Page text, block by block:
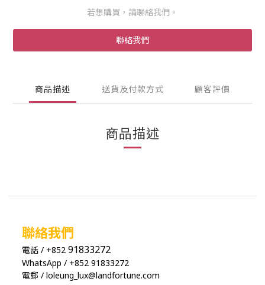
若想購買，請聯絡我們。
聯絡我們
商品描述 送貨及付款方式 顧客評價
商品描述
聯絡我們
電話 / +852 91833272
WhatsApp / +852 91833272
電郵 / loleung_lux@landfortune.com